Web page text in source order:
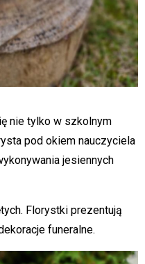
nie tylko w szkolnym
pod okiem nauczyciela
jesiennych
Florystki prezentują
funeralne.